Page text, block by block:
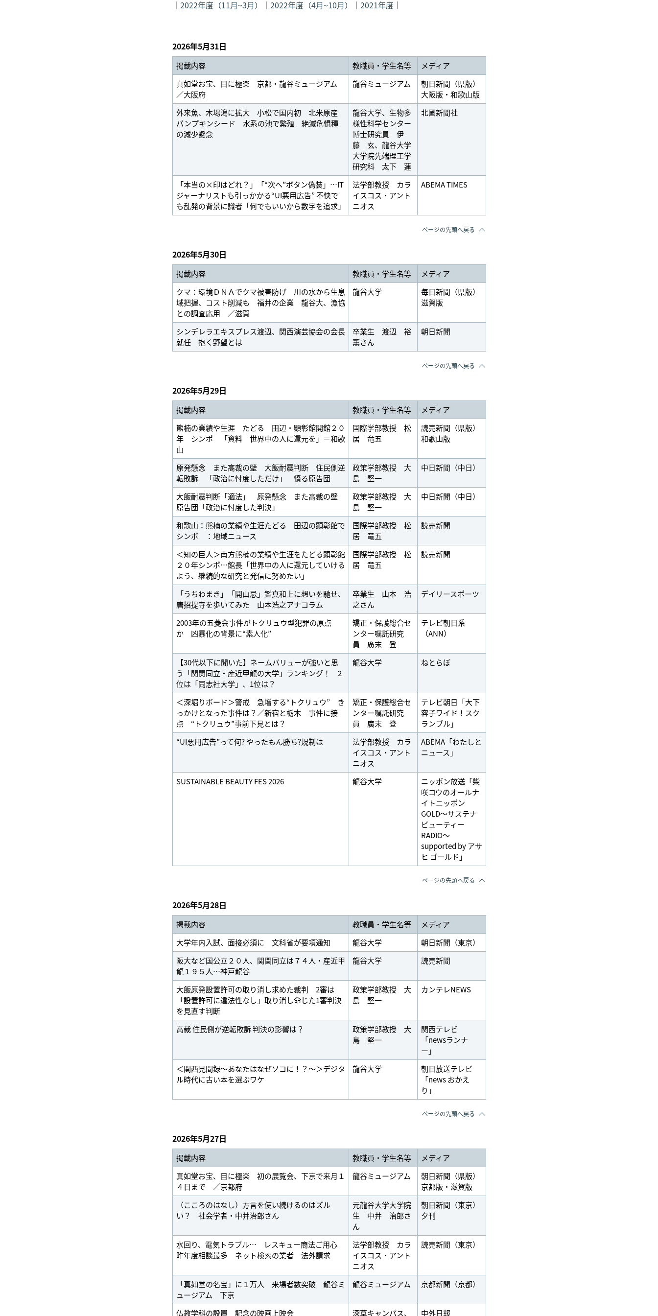
｜ 2022年度（11月~3月） ｜ 2022年度（4月~10月） ｜ 2021年度 ｜
2026年5月31日
掲載内容 教職員・学生名等
メディア
真如堂お宝、目に極楽 京都・龍谷ミュージアム
／大阪府
龍谷ミュージアム
朝日新聞（県版）
大阪版・和歌山版
外来魚、木場潟に拡大 小松で国内初 北米原産
パンプキンシード 水系の池で繁殖 絶滅危惧種
の減少懸念
龍谷大学、生物多
様性科学センター
博士研究員 伊
藤 玄、龍谷大学
大学院先端理工学
研究科 太下 蓮
北國新聞社
「本当の×印はどれ？」「“次へ”ボタン偽装」…IT
ジャーナリストも引っかかる“UI悪用広告” 不快で
も乱発の背景に識者「何でもいいから数字を追求」
法学部教授 カラ
イスコス・アント
ニオス
ABEMA TIMES
ページの先頭へ戻る
2026年5月30日
掲載内容 教職員・学生名等
メディア
クマ：環境ＤＮＡでクマ被害防げ 川の水から生息
域把握、コスト削減も 福井の企業 龍谷大、漁協
との調査応用 ／滋賀
龍谷大学
毎日新聞（県版）
滋賀版
シンデレラエキスプレス渡辺、関西演芸協会の会長
就任 抱く野望とは
卒業生 渡辺 裕
薫さん
朝日新聞
ページの先頭へ戻る
2026年5月29日
掲載内容 教職員・学生名等
メディア
熊楠の業績や生涯 たどる 田辺・顕彰館開館２０
年 シンポ 「資料 世界中の人に還元を」＝和歌
山
国際学部教授 松
居 竜五
読売新聞（県版）
和歌山版
原発懸念 また高裁の壁 大飯耐震判断 住民側逆
転敗訴 「政治に忖度しただけ」 憤る原告団
政策学部教授 大
島 堅一
中日新聞（中日）
大飯耐震判断「適法」 原発懸念 また高裁の壁
原告団「政治に忖度した判決」
政策学部教授 大
島 堅一
中日新聞（中日）
和歌山：熊楠の業績や生涯たどる 田辺の顕彰館で
シンポ ：地域ニュース
国際学部教授 松
居 竜五
読売新聞
＜知の巨人＞南方熊楠の業績や生涯をたどる顕彰館
２０年シンポ…館長「世界中の人に還元していける
よう、継続的な研究と発信に努めたい」
国際学部教授 松
居 竜五
読売新聞
「うちわまき」「開山忌」鑑真和上に想いを馳せ、
唐招提寺を歩いてみた 山本浩之アナコラム
卒業生 山本 浩
之さん
デイリースポーツ
2003年の五菱会事件がトクリュウ型犯罪の原点
か 凶暴化の背景に“素人化”
矯正・保護総合セ
ンター嘱託研究
員 廣末 登
テレビ朝日系
（ANN）
【30代以下に聞いた】ネームバリューが強いと思
う「関関同立・産近甲龍の大学」ランキング！ 2
位は「同志社大学」、1位は？
龍谷大学 ねとらぼ
＜深堀りボード＞警戒 急増する“トクリュウ” き
っかけとなった事件は？／新宿と栃木 事件に接
点 “トクリュウ”事前下見とは？
矯正・保護総合セ
ンター嘱託研究
員 廣末 登
テレビ朝日「大下
容子ワイド！スク
ランブル」
“UI悪用広告”って何? やったもん勝ち?規制は
法学部教授 カラ
イスコス・アント
ニオス
ABEMA「わたしと
ニュース」
SUSTAINABLE BEAUTY FES 2026 龍谷大学
ニッポン放送「柴
咲コウのオールナ
イトニッポン
GOLD～サステナ
ビューティー
RADIO～
supported by アサ
ヒ ゴールド」
ページの先頭へ戻る
2026年5月28日
掲載内容 教職員・学生名等
メディア
大学年内入試、面接必須に 文科省が要項通知
龍谷大学
朝日新聞（東京）
阪大など国公立２０人、関関同立は７４人・産近甲
龍１９５人…神戸龍谷
龍谷大学 読売新聞
大飯原発設置許可の取り消し求めた裁判 2審は
「設置許可に違法性なし」取り消し命じた1審判決
を見直す判断
政策学部教授 大
島 堅一
カンテレNEWS
高裁 住民側が逆転敗訴 判決の影響は？
政策学部教授 大
島 堅一
関西テレビ
「newsランナ
ー」
＜関西見聞録〜あなたはなぜソコに！？〜＞デジタ
ル時代に古い本を選ぶワケ
龍谷大学
朝日放送テレビ
「news おかえ
り」
ページの先頭へ戻る
2026年5月27日
掲載内容 教職員・学生名等
メディア
真如堂お宝、目に極楽 初の展覧会、下京で来月１
４日まで ／京都府
龍谷ミュージアム
朝日新聞（県版）
京都版・滋賀版
（こころのはなし）方言を使い続けるのはズル
い？ 社会学者・中井治郎さん
元龍谷大学大学院
生 中井 治郎さ
ん
朝日新聞（東京）
夕刊
水回り、電気トラブル… レスキュー商法ご用心
昨年度相談最多 ネット検索の業者 法外請求
法学部教授 カラ
イスコス・アント
ニオス
読売新聞（東京）
「真如堂の名宝」に１万人 来場者数突破 龍谷ミ
ュージアム 下京
龍谷ミュージアム 京都新聞（京都）
仏教学科の設置 記念の映画上映会 深草キャンパス、 中外日報